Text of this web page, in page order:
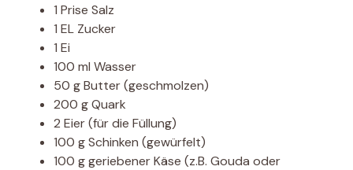
1 Prise Salz
1 EL Zucker
1 Ei
100 ml Wasser
50 g Butter (geschmolzen)
200 g Quark
2 Eier (für die Füllung)
100 g Schinken (gewürfelt)
100 g geriebener Käse (z.B. Gouda oder